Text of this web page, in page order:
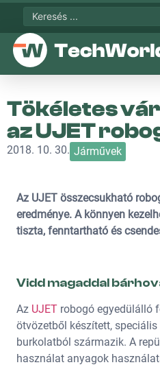
Tökéletes
az UJET
2018. 10. 30. Járművek
Az UJET összecsukható
eredménye. A könnyen
tiszta, fenntartható és
Vidd magaddal
Az UJET robogó egyedülálló
ötvözetből készített,
burkolatból származik. A
használat anyagok